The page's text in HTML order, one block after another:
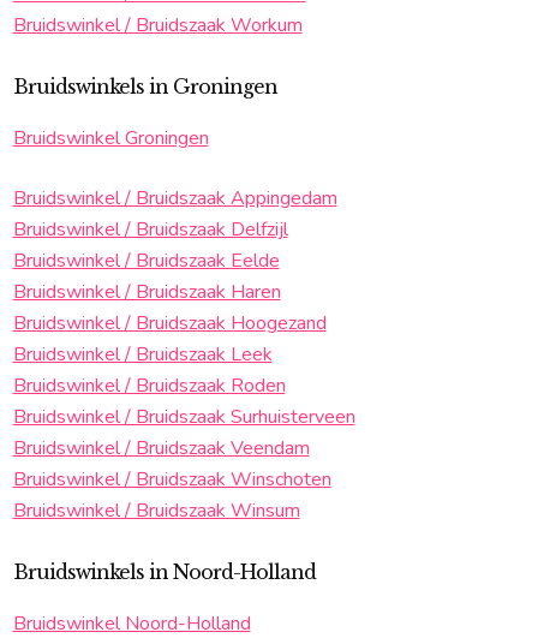
Bruidswinkel / Bruidszaak Workum
Bruidswinkels in Groningen
Bruidswinkel Groningen
Bruidswinkel / Bruidszaak Appingedam
Bruidswinkel / Bruidszaak Delfzijl
Bruidswinkel / Bruidszaak Eelde
Bruidswinkel / Bruidszaak Haren
Bruidswinkel / Bruidszaak Hoogezand
Bruidswinkel / Bruidszaak Leek
Bruidswinkel / Bruidszaak Roden
Bruidswinkel / Bruidszaak Surhuisterveen
Bruidswinkel / Bruidszaak Veendam
Bruidswinkel / Bruidszaak Winschoten
Bruidswinkel / Bruidszaak Winsum
Bruidswinkels in Noord-Holland
Bruidswinkel Noord-Holland